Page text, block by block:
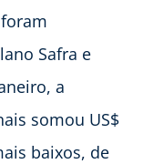
Safra e
a
somou US$
baixos, de